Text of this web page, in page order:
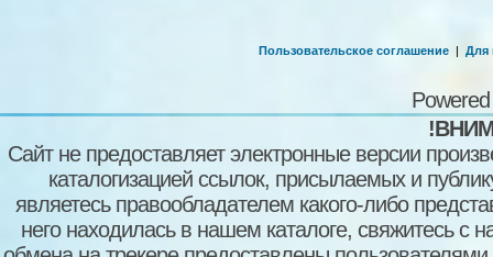
Пользовательское соглашение | Для
Сайт не предоставляет электронные версии
каталогизацией ссылок, присылаемых и
являетесь правообладателем какого-либо
него находилась в нашем каталоге, свяжитесь